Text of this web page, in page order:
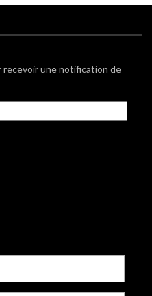
recevoir une notification de